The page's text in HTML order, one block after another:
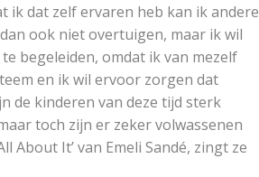
ik dat zelf ervaren heb kan ik andere
ook niet overtuigen, maar ik wil
begeleiden, omdat ik van mezelf
en ik wil ervoor zorgen dat
de kinderen van deze tijd sterk
toch zijn er zeker volwassenen
About It’ van Emeli Sandé, zingt ze